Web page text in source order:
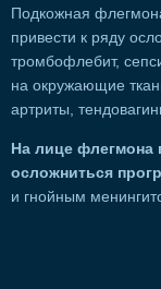
Подкожная
привести к ряду
тромбофлебит,
на окружающие
артриты,
На лице флегмона
осложниться
и гнойным